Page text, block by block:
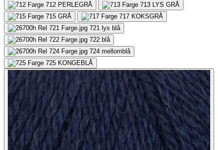
712 PERLEGRÅ 713 LYS GRÅ
715 GRÅ 717 KOKSGRÅ
721 lys blå
722 blå
724 mellomblå
725 KONGEBLÅ